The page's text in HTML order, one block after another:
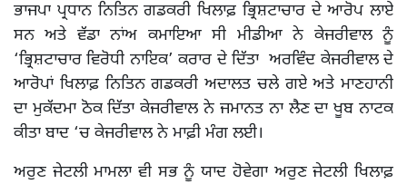
ਭਾਜਪਾ ਪ੍ਰਧਾਨ ਨਿਤਿਨ ਗਡਕਰੀ ਖਿਲਾਫ਼ ਭ੍ਰਿਸ਼ਟਾਚਾਰ ਦੇ ਆਰੋਪ ਲਾਏ
ਸਨ ਅਤੇ ਵੱਡਾ ਨਾਂਅ ਕਮਾਇਆ ਸੀ ਮੀਡੀਆ ਨੇ ਕੇਜਰੀਵਾਲ ਨੂੰ
‘ਭ੍ਰਿਸ਼ਟਾਚਾਰ ਵਿਰੋਧੀ ਨਾਇਕ’ ਕਰਾਰ ਦੇ ਦਿੱਤਾ ਅਰਵਿੰਦ ਕੇਜਰੀਵਾਲ ਦੇ
ਆਰੋਪਾਂ ਖਿਲਾਫ਼ ਨਿਤਿਨ ਗਡਕਰੀ ਅਦਾਲਤ ਚਲੇ ਗਏ ਅਤੇ ਮਾਣਹਾਨੀ
ਦਾ ਮੁਕੱਦਮਾ ਠੋਕ ਦਿੱਤਾ ਕੇਜਰੀਵਾਲ ਨੇ ਜਮਾਨਤ ਨਾ ਲੈਣ ਦਾ ਖੂਬ ਨਾਟਕ
ਕੀਤਾ ਬਾਦ ‘ਚ ਕੇਜਰੀਵਾਲ ਨੇ ਮਾਫ਼ੀ ਮੰਗ ਲਈ।
ਅਰੁਣ ਜੇਟਲੀ ਮਾਮਲਾ ਵੀ ਸਭ ਨੂੰ ਯਾਦ ਹੋਵੇਗਾ ਅਰੁਣ ਜੇਟਲੀ ਖਿਲਾਫ਼